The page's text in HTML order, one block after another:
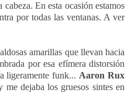
En esta ocasión estamos
por todas las ventanas. A ver
amarillas que llevan hacia
por esa efímera distorsión
ligeramente funk... Aaron Rux
dejaba los gruesos sintes en